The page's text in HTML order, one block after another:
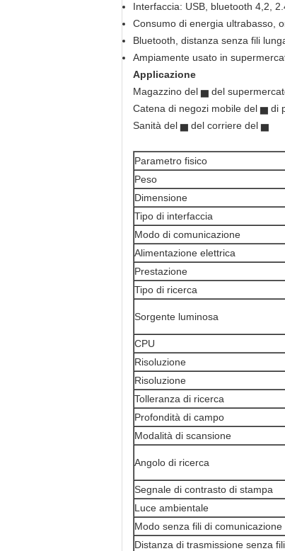
Interfaccia: USB, bluetooth 4,2,
Consumo di energia ultrabasso,
Bluetooth, distanza senza fili
Ampiamente usato in
Applicazione
Magazzino del ▅ del
Catena di negozi mobile del ▅ di
Sanità del ▅ del corriere del ▅
Parametro fisico
Peso
Dimensione
Tipo di interfaccia
Modo di comunicazione
Alimentazione elettrica
Prestazione
Tipo di ricerca
Sorgente luminosa
CPU
Risoluzione
Risoluzione
Tolleranza di ricerca
Profondità di campo
Modalità di scansione
Angolo di ricerca
Segnale di contrasto di stampa
Luce ambientale
Modo senza fili di comunicazione
Distanza di trasmissione senza fili